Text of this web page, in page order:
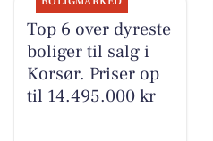
Top 6 over dyreste
boliger til salg i
Korsør. Priser op
til 14.495.000 kr